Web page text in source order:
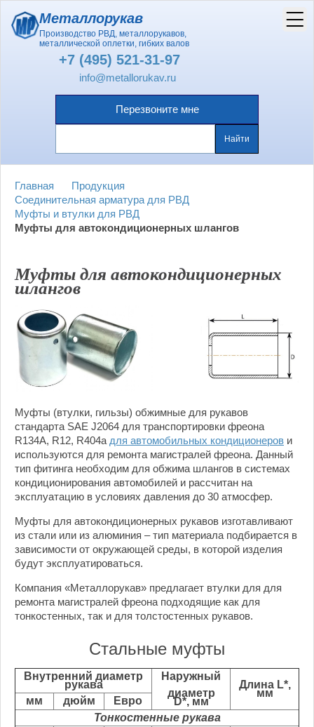
Металлорукав
Производство РВД, металлорукавов,
металлической оплетки, гибких валов
+7 (495) 521-31-97
info@metallorukav.ru
Перезвоните мне
Главная
Продукция
Соединительная арматура для РВД
Муфты и втулки для РВД
Муфты для автокондиционерных шлангов
Муфты для автокондиционерных
шлангов
Муфты (втулки, гильзы) обжимные для рукавов
стандарта SAE J2064 для транспортировки фреона
R134A, R12, R404a для автомобильных кондиционеров и
используются для ремонта магистралей фреона. Данный
тип фитинга необходим для обжима шлангов в системах
кондиционирования автомобилей и рассчитан на
эксплуатацию в условиях давления до 30 атмосфер.
Муфты для автокондиционерных рукавов изготавливают
из стали или из алюминия – тип материала подбирается в
зависимости от окружающей среды, в которой изделия
будут эксплуатироваться.
Компания «Металлорукав» предлагает втулки для для
ремонта магистралей фреона подходящие как для
тонкостенных, так и для толстостенных рукавов.
Стальные муфты
Внутренний диаметр
рукава
Наружный
диаметр
D*, мм
Длина L*,
мм
мм дюйм
Евро
Тонкостенные рукава